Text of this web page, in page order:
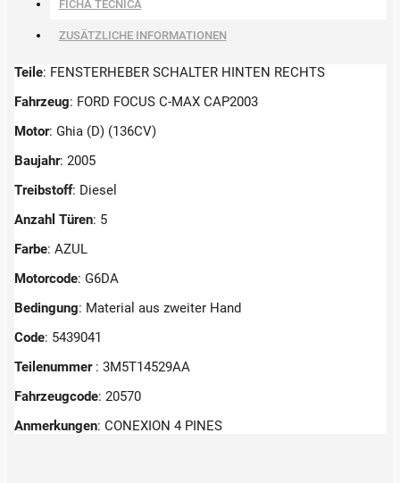
FICHA TÉCNICA
ZUSÄTZLICHE INFORMATIONEN
Teile: FENSTERHEBER SCHALTER HINTEN RECHTS
Fahrzeug: FORD FOCUS C-MAX CAP2003
Motor: Ghia (D) (136CV)
Baujahr: 2005
Treibstoff: Diesel
Anzahl Türen: 5
Farbe: AZUL
Motorcode: G6DA
Bedingung: Material aus zweiter Hand
Code: 5439041
Teilenummer : 3M5T14529AA
Fahrzeugcode: 20570
Anmerkungen: CONEXION 4 PINES